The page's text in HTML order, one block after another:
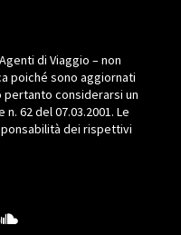
di Viaggio – non
poiché sono aggiornati
pertanto considerarsi un
62 del 07.03.2001. Le
dei rispettivi